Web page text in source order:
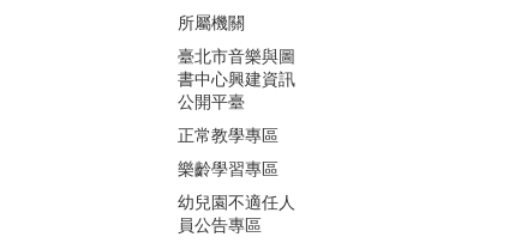
所屬機關
臺北市音樂與圖
書中心興建資訊
公開平臺
正常教學專區
樂齡學習專區
幼兒園不適任人
員公告專區